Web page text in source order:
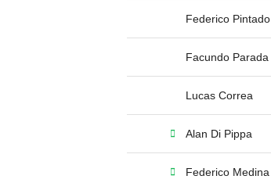
Federico Pintado
Facundo Parada
Lucas Correa
Alan Di Pippa
Federico Medina